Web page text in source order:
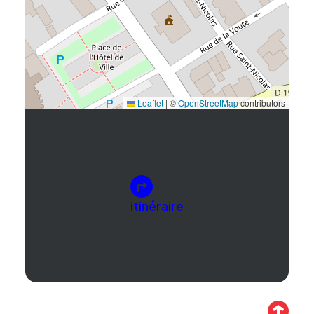
Leaflet | ©OpenStreetMapcontributors
itinéraire